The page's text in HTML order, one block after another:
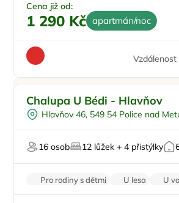
Cena již od:
1 290 Kč apartmán/noc
Vzdálenost
Pro skupiny
Vířivka
Zvířata povolena
Chalupa U Bédi - Hlavňov
Hlavňov 46, 549 54 Police nad
16 osob 12 lůžek + 4 přistýlky
Pro rodiny s dětmi U lesa
U
Pro milovníky přírody
Pro relaxaci